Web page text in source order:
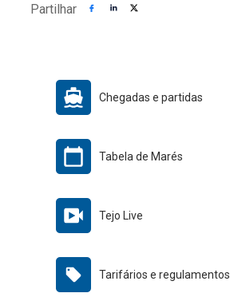
Partilhar
Chegadas e partidas
Tabela de Marés
Tejo Live
Tarifários e regulamentos